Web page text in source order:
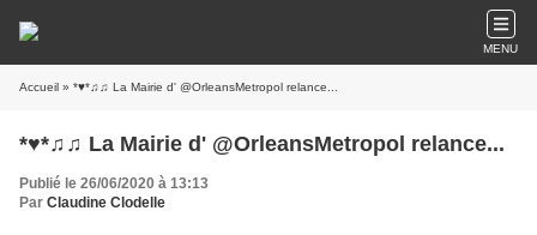
MENU
Accueil » *♥*♫♫ La Mairie d' @OrleansMetropol relance...
*♥*♫♫ La Mairie d' @OrleansMetropol relance...
Publié le 26/06/2020 à 13:13
Par Claudine Clodelle